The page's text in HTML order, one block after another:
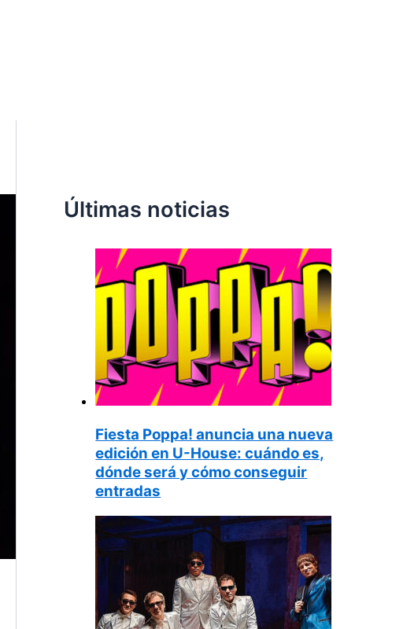
Últimas noticias
Fiesta Poppa! anuncia una nueva
edición en U-House: cuándo es,
dónde será y cómo conseguir
entradas